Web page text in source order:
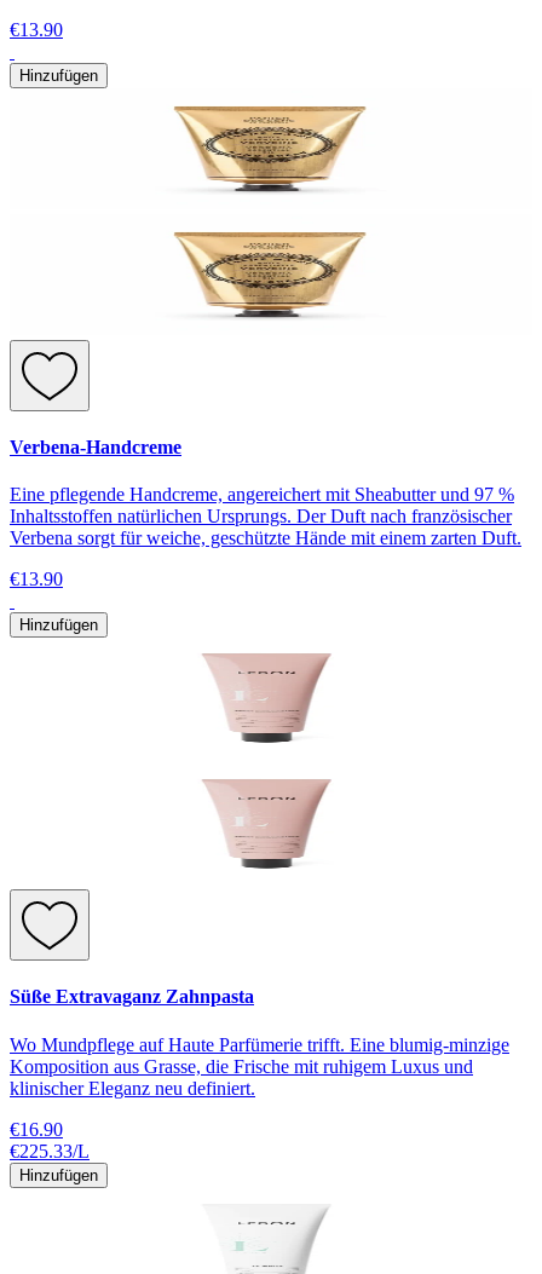
€13.90
Hinzufügen
Verbena-Handcreme
Eine pflegende Handcreme, angereichert mit Sheabutter und 97 %
Inhaltsstoffen natürlichen Ursprungs. Der Duft nach französischer
Verbena sorgt für weiche, geschützte Hände mit einem zarten Duft.
€13.90
Hinzufügen
Süße Extravaganz Zahnpasta
Wo Mundpflege auf Haute Parfümerie trifft. Eine blumig-minzige
Komposition aus Grasse, die Frische mit ruhigem Luxus und
klinischer Eleganz neu definiert.
€16.90
€225.33/L
Hinzufügen